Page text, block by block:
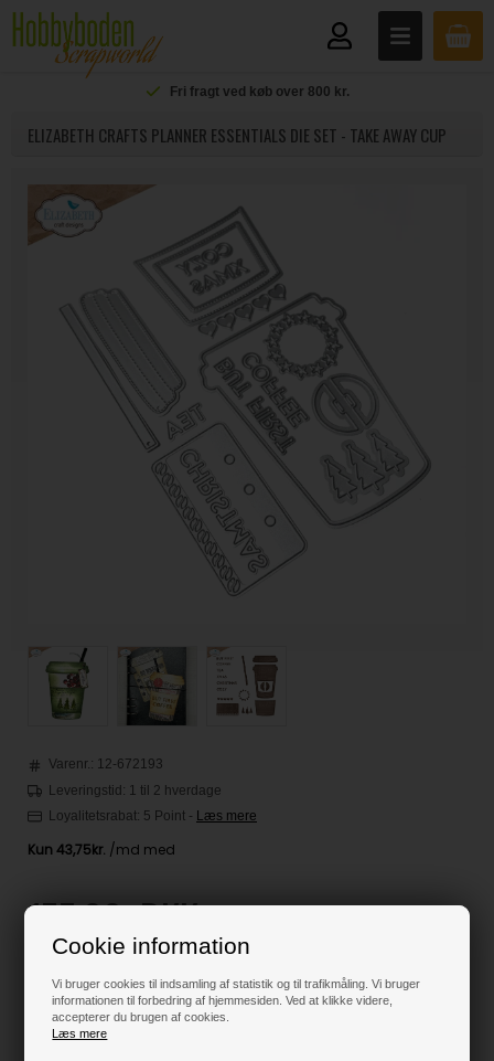
Cookie information
Vi bruger cookies til indsamling af statistik og til trafikmåling. Vi bruger
informationen til forbedring af hjemmesiden. Ved at klikke videre,
accepterer du brugen af cookies.
Læs mere
Fri fragt ved køb over 800 kr.
ELIZABETH CRAFTS PLANNER ESSENTIALS DIE SET - TAKE AWAY CUP
Varenr.: 12-672193
Leveringstid: 1 til 2 hverdage
Loyalitetsrabat: 5 Point - Læs mere
175,00DKK